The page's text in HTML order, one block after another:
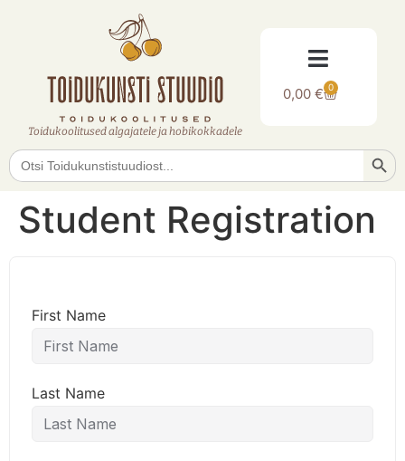
Toidukoolitused algajatele ja hobikokkadele
0,00€ 0
Search
for:
Student Registration
First Name
Last Name